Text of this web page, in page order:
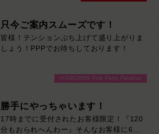
只今ご案内スムーズです！
皆様！テンションぶち上げて盛り上がりま
しょう！PPPでお待ちしております！
VIVIDCREW Pink Party Paradise
勝手にやっちゃいます！
17時までに受付されたお客様限定！『120
分もおられへんわー』そんなお客様に60